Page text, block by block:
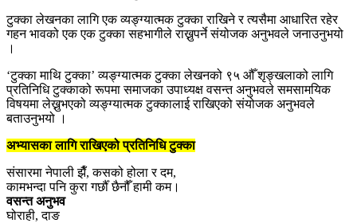
टुक्का लेखनका लागि एक व्यङ्ग्यात्मक टुक्का राखिने र त्यसैमा आधारित रहेर
गहन भावको एक एक टुक्का सहभागीले राख्नुपर्ने संयोजक अनुभवले जनाउनुभयो
।
‘टुक्का माथि टुक्का’ व्यङ्ग्यात्मक टुक्का लेखनको ९५ औँ शृङ्खलाको लागि
प्रतिनिधि टुक्काको रूपमा समाजका उपाध्यक्ष वसन्त अनुभवले समसामयिक
विषयमा लेख्नुभएको व्यङ्ग्यात्मक टुक्कालाई राखिएको संयोजक अनुभवले
बताउनुभयो ।
अभ्यासका लागि राखिएको प्रतिनिधि टुक्का
संसारमा नेपाली झैँ, कसको होला र दम,
कामभन्दा पनि कुरा गर्छौँ छैनौँ हामी कम।
वसन्त अनुभव
घोराही, दाङ